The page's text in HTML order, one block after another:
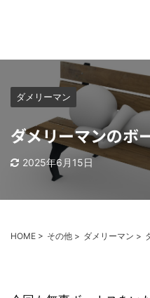
ダメリーマン
ダメリーマンのボ
2025年6月15日
HOME > その他 > ダメリーマン >